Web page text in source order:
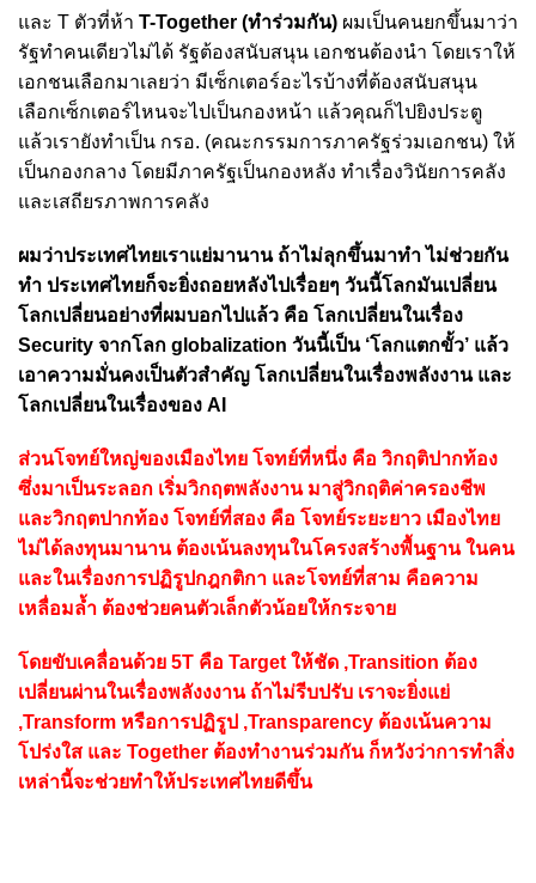
และ T ตัวที่ห้า T-Together (ทำร่วมกัน) ผมเป็นคนยกขึ้นมาว่า
รัฐทำคนเดียวไม่ได้ รัฐต้องสนับสนุน เอกชนต้องนำ โดยเราให้
เอกชนเลือกมาเลยว่า มีเซ็กเตอร์อะไรบ้างที่ต้องสนับสนุน
เลือกเซ็กเตอร์ไหนจะไปเป็นกองหน้า แล้วคุณก็ไปยิงประตู
แล้วเรายังทำเป็น กรอ. (คณะกรรมการภาครัฐร่วมเอกชน) ให้
เป็นกองกลาง โดยมีภาครัฐเป็นกองหลัง ทำเรื่องวินัยการคลัง
และเสถียรภาพการคลัง
ผมว่าประเทศไทยเราแย่มานาน ถ้าไม่ลุกขึ้นมาทำ ไม่ช่วยกัน
ทำ ประเทศไทยก็จะยิ่งถอยหลังไปเรื่อยๆ วันนี้โลกมันเปลี่ยน
โลกเปลี่ยนอย่างที่ผมบอกไปแล้ว คือ โลกเปลี่ยนในเรื่อง
Security จากโลก globalization วันนี้เป็น ‘โลกแตกขั้ว’ แล้ว
เอาความมั่นคงเป็นตัวสำคัญ โลกเปลี่ยนในเรื่องพลังงาน และ
โลกเปลี่ยนในเรื่องของ AI
ส่วนโจทย์ใหญ่ของเมืองไทย โจทย์ที่หนึ่ง คือ วิกฤติปากท้อง
ซึ่งมาเป็นระลอก เริ่มวิกฤตพลังงาน มาสู่วิกฤติค่าครองชีพ
และวิกฤตปากท้อง โจทย์ที่สอง คือ โจทย์ระยะยาว เมืองไทย
ไม่ได้ลงทุนมานาน ต้องเน้นลงทุนในโครงสร้างพื้นฐาน ในคน
และในเรื่องการปฏิรูปกฎกติกา และโจทย์ที่สาม คือความ
เหลื่อมล้ำ ต้องช่วยคนตัวเล็กตัวน้อยให้กระจาย
โดยขับเคลื่อนด้วย 5T คือ Target ให้ชัด ,Transition ต้อง
เปลี่ยนผ่านในเรื่องพลังงงาน ถ้าไม่รีบปรับ เราจะยิ่งแย่
,Transform หรือการปฏิรูป ,Transparency ต้องเน้นความ
โปร่งใส และ Together ต้องทำงานร่วมกัน ก็หวังว่าการทำสิ่ง
เหล่านี้จะช่วยทำให้ประเทศไทยดีขึ้น